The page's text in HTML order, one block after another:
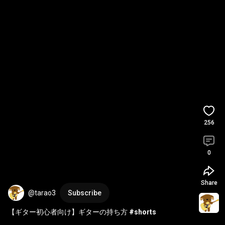
@tarao3 Subscribe
【ギター初心者向け】ギターの持ち方 #shorts
256
0
Share